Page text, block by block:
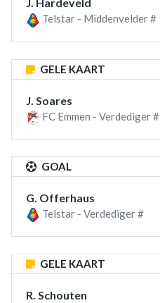
J. Hardeveld
Telstar - Middenvelder #
GELE KAART
J. Soares
FC Emmen - Verdediger #
GOAL
G. Offerhaus
Telstar - Verdediger #
GELE KAART
R. Schouten